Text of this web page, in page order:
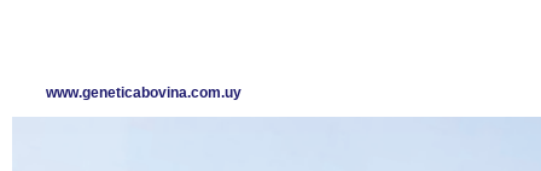
www.geneticabovina.com.uy